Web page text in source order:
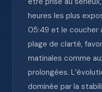
heures les plus
05:49 et le coucher
plage de clarté,
matinales comme
prolongées.
dominée par la